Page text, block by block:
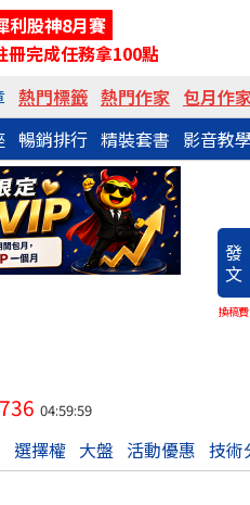
利股神8月賽
冊完成任務拿100點
熱門標籤 熱門作家 包月作
暢銷排行 精裝套書 影音教
發
文
換稿費
736 04:59:59
選擇權 大盤 活動優惠 技術